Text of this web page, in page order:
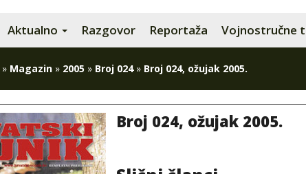
Aktualno Razgovor Reportaža Vojnostručne
» Magazin » 2005 » Broj 024» Broj 024, ožujak 2005.
Broj 024, ožujak 2005.